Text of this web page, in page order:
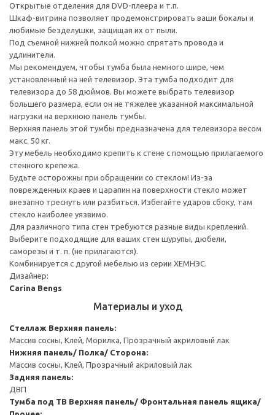
Открытые отделения для DVD-плеера и т.п.
Шкаф-витрина позволяет продемонстрировать ваши бокалы и
любимые безделушки, защищая их от пыли.
Под съемной нижней полкой можно спрятать провода и
удлинители.
Мы рекомендуем, чтобы тумба была немного шире, чем
установленный на ней телевизор. Эта тумба подходит для
телевизора до 58 дюймов. Вы можете выбрать телевизор
большего размера, если он не тяжелее указанной максимальной
нагрузки на верхнюю панель тумбы.
Верхняя панель этой тумбы предназначена для телевизора весом
макс. 50 кг.
Эту мебель необходимо крепить к стене с помощью прилагаемого
стенного крепежа.
Будьте осторожны при обращении со стеклом! Из-за
поврежденных краев и царапин на поверхности стекло может
внезапно треснуть или разбиться. Избегайте ударов сбоку, там
стекло наиболее уязвимо.
Для различного типа стен требуются разные виды креплений.
Выберите подходящие для ваших стен шурупы, дюбели,
саморезы и т. п. (не прилагаются).
Комбинируется с другой мебелью из серии ХЕМНЭС.
Дизайнер:
Carina Bengs
Материалы и уход
Стеллаж Верхняя панель:
Массив сосны, Клей, Морилка, Прозрачный акриловый лак
Нижняя панель/ Полка/ Сторона:
Массив сосны, Клей, Прозрачный акриловый лак
Задняя панель:
ДВП
Тумба под ТВ Верхняя панель/ Фронтальная панель ящика/